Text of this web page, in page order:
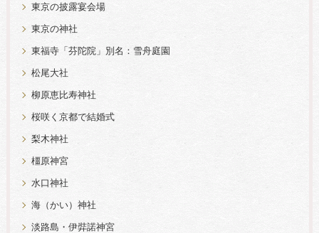
東京の披露宴会場
東京の神社
東福寺「芬陀院」別名：雪舟庭園
松尾大社
柳原恵比寿神社
桜咲く京都で結婚式
梨木神社
橿原神宮
水口神社
海（かい）神社
淡路島・伊弉諾神宮